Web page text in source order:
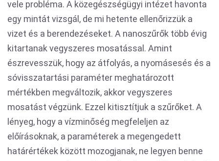
vele probléma. A közegészségügyi intézet havonta
egy mintát vizsgál, de mi hetente ellenőrizzük a
vizet és a berendezéseket. A nanoszűrők több évig
kitartanak vegyszeres mosatással. Amint
észrevesszük, hogy az átfolyás, a nyomásesés és a
sóvisszatartási paraméter meghatározott
mértékben megváltozik, akkor vegyszeres
mosatást végzünk. Ezzel kitisztítjuk a szűrőket. A
lényeg, hogy a vízminőség megfeleljen az
előírásoknak, a paraméterek a megengedett
határértékek között mozogjanak, ne legyen benne